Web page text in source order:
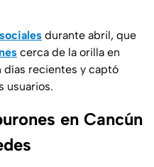
durante abril, que
cerca de la orilla en
días recientes y captó
usuarios.
en Cancún